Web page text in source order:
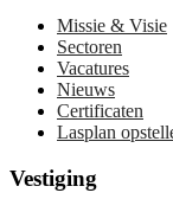
Missie & Visie
Sectoren
Vacatures
Nieuws
Certificaten
Lasplan
Vestiging